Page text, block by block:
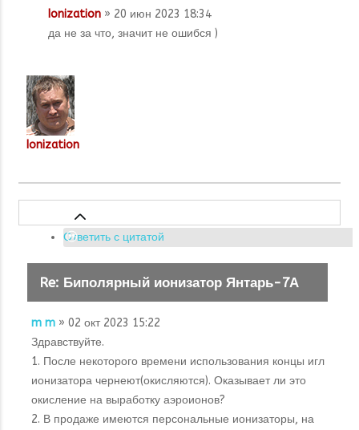
Ionization » 20 июн 2023 18:34
да не за что, значит не ошибся )
Ionization
Ответить с цитатой
Re: Биполярный ионизатор Янтарь-7А
m m » 02 окт 2023 15:22
Здравствуйте.
1. После некоторого времени использования концы игл
ионизатора чернеют(окисляются). Оказывает ли это
окисление на выработку аэроионов?
2. В продаже имеются персональные ионизаторы, на